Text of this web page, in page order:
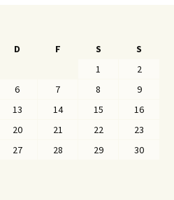
D F S
S
1
2
6 7 8
9
13 14 15
16
20 21 22
23
27 28 29
30